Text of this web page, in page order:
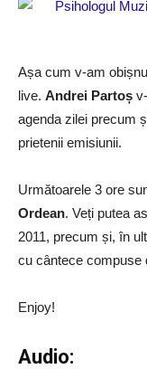
Așa cum v-am
live. Andrei Partoș
agenda zilei precum
prietenii emisiunii.
Următoarele 3 ore
Ordean. Veți putea
2011, precum și, în
cu cântece compuse
Enjoy!
Audio: